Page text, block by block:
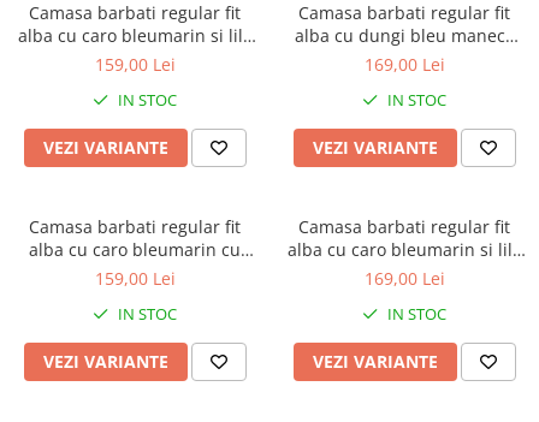
Camasa barbati regular fit
alba cu caro bleumarin si lila
cu maneca scurta
159,00 Lei
IN STOC
VEZI VARIANTE
Camasa barbati regular fit
alba cu dungi bleu maneca
scurta - 2XL
169,00 Lei
IN STOC
VEZI VARIANTE
Camasa barbati regular fit
alba cu caro bleumarin cu
maneca scurta
159,00 Lei
IN STOC
VEZI VARIANTE
Camasa barbati regular fit
alba cu caro bleumarin si lila
cu maneca scurta - 2XL-3XL
169,00 Lei
IN STOC
VEZI VARIANTE